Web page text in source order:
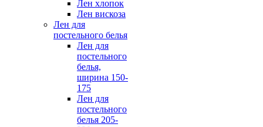
Лен хлопок
Лен вискоза
Лен для
постельного белья
Лен для
постельного
белья,
ширина 150-
175
Лен для
постельного
белья 205-